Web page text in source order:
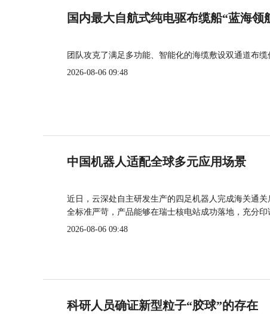
国内最大自航式纯电驱布缆船“蓝海领
团队攻克了满足多功能、智能化的海缆敷设双通道布
2026-08-06 09:48
中国机器人适配全球多元应用场景
近日，云深处自主研发生产的四足机器人完成海关通
全标准严苛，产品能够在瑞士核电站成功落地，充分
2026-08-06 09:48
科研人员确证新型粒子“胶球”的存在